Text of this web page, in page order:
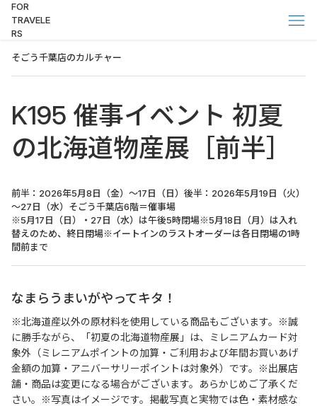
FOR
TRAVELE
RS
そごう千葉店のカルチャー
K195 催事イベント 初夏
の北海道物産展［前半］
前半：2026年5月8日（金）～17日（日）後半：2026年5月19日（火）
～27日（水）そごう千葉店6階＝催事場
※5月17日（日）・27日（水）は午後5時閉場※5月18日（月）は入れ
替えのため、終日閉場※イートインのラストオーダーは各日閉場の1時
間前まで
なまらうまいがやってキタ！
※北海道産以外の原材料を使用している商品もございます。
※誠
に勝手ながら、「初夏の北海道物産展 」は、ミレニアムカード対
象外（ミレニアムポイントの加算・ご利用および年間お買いあげ
金額の加算・アニバーサリーポイントは対象外）です。※出展店
舗・商品は変更になる場合がございます。あらかじめご了承くだ
さい。※写真はイメージです。掲載写真と実物では色・素材感な